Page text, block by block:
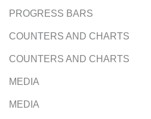
PROGRESS BARS
COUNTERS AND CHARTS
COUNTERS AND CHARTS
MEDIA
MEDIA